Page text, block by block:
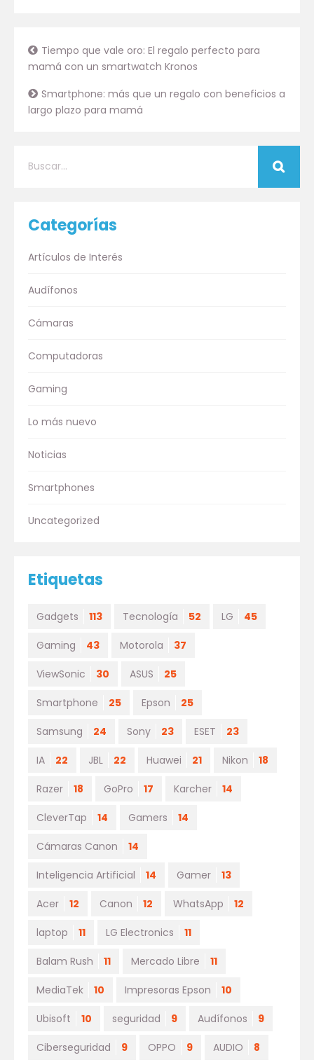
Tiempo que vale oro: El regalo perfecto para
mamá con un smartwatch Kronos
Smartphone: más que un regalo con beneficios a
largo plazo para mamá
Categorías
Artículos de Interés
Audífonos
Cámaras
Computadoras
Gaming
Lo más nuevo
Noticias
Smartphones
Uncategorized
Etiquetas
Gadgets 113 Tecnología 52 LG 45
Gaming 43 Motorola 37
ViewSonic 30 ASUS 25
Smartphone 25 Epson 25
Samsung 24 Sony 23 ESET 23
IA 22 JBL 22 Huawei 21 Nikon 18
Razer 18 GoPro 17 Karcher 14
CleverTap 14 Gamers 14
Cámaras Canon 14
Inteligencia Artificial 14 Gamer 13
Acer 12 Canon 12 WhatsApp 12
laptop 11 LG Electronics 11
Balam Rush 11 Mercado Libre 11
MediaTek 10 Impresoras Epson 10
Ubisoft 10 seguridad 9 Audífonos 9
Ciberseguridad 9 OPPO 9 AUDIO 8